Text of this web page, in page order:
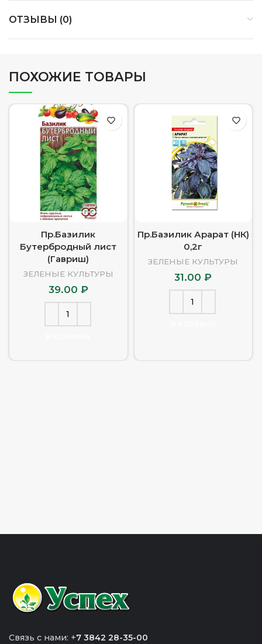
ОТЗЫВЫ (0)
ПОХОЖИЕ ТОВАРЫ
Пр.Базилик
Бутербродный лист
(Гавриш)
ЗЕЛЕНЫЕ КУЛЬТУРЫ
39.00 ₽
Пр.Базилик Арарат (НК)
0,2г
ЗЕЛЕНЫЕ КУЛЬТУРЫ
31.00₽
Связь с нами: +7 3842 28-35-00